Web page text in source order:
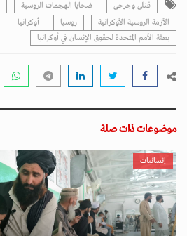
قتلى وجرحى ضحايا الهجمات الروسية
الأزمة الروسية الأوكرانية
روسيا
أوكرانيا
بعثة الأمم المتحدة لحقوق الإنسان في أوكرانيا
موضوعات ذات صلة
إنسانيات